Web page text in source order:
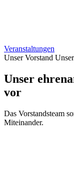
Veranstaltungen
Unser Vorstand
Unser
vor
Das Vorstandsteam
Miteinander.